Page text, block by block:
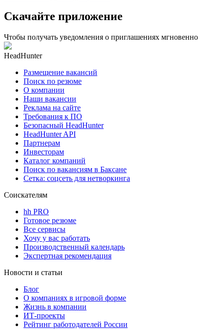
Скачайте приложение
Чтобы получать уведомления о приглашениях мгновенно
HeadHunter
Размещение вакансий
Поиск по резюме
О компании
Наши вакансии
Реклама на сайте
Требования к ПО
Безопасный HeadHunter
HeadHunter API
Партнерам
Инвесторам
Каталог компаний
Поиск по вакансиям в Баксане
Сетка: соцсеть для нетворкинга
Соискателям
hh PRO
Готовое резюме
Все сервисы
Хочу у вас работать
Производственный календарь
Экспертная рекомендация
Новости и статьи
Блог
О компаниях в игровой форме
Жизнь в компании
ИТ-проекты
Рейтинг работодателей России